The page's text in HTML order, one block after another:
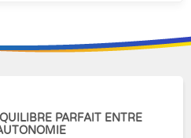
PARFAIT ENTRE